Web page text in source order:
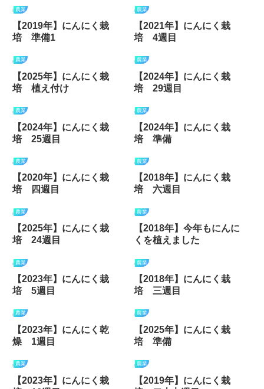
農業
【2019年】にんにく栽
培 準備1
農業
【2021年】にんにく栽
培 4週目
農業
【2025年】にんにく栽
培 植え付け
農業
【2024年】にんにく栽
培 29週目
農業
【2024年】にんにく栽
培 25週目
農業
【2024年】にんにく栽
培 準備
農業
【2020年】にんにく栽
培 四週目
農業
【2018年】にんにく栽
培 六週目
農業
【2025年】にんにく栽
培 24週目
農業
【2018年】今年もにんに
くを植えました
農業
【2023年】にんにく栽
培 5週目
農業
【2018年】にんにく栽
培 三週目
農業
【2023年】にんにく乾
燥 1週目
農業
【2025年】にんにく栽
培 準備
農業
【2023年】にんにく栽
農業
【2019年】にんにく栽